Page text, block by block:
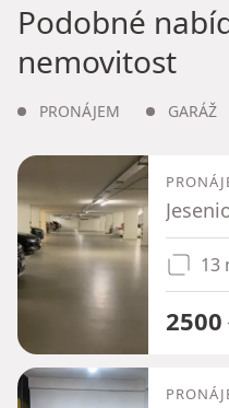
Podobné
nemovitost
PRONÁJEM GARÁŽ
13
2500